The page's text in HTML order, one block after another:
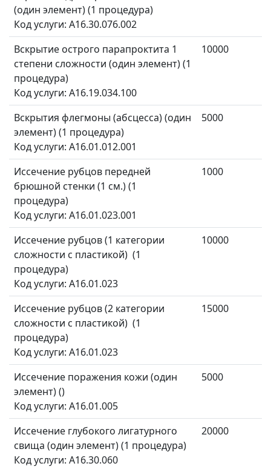
(один элемент) (1 процедура)
Код услуги: A16.30.076.002
Вскрытие острого парапроктита 1
степени сложности (один элемент) (1
процедура)
Код услуги: A16.19.034.100
10000
Вскрытия флегмоны (абсцесса) (один
элемент) (1 процедура)
Код услуги: A16.01.012.001
5000
Иссечение рубцов передней
брюшной стенки (1 см.) (1
процедура)
Код услуги: A16.01.023.001
1000
Иссечение рубцов (1 категории
сложности с пластикой) (1
процедура)
Код услуги: A16.01.023
10000
Иссечение рубцов (2 категории
сложности с пластикой) (1
процедура)
Код услуги: A16.01.023
15000
Иссечение поражения кожи (один
элемент) ()
Код услуги: A16.01.005
5000
Иссечение глубокого лигатурного
свища (один элемент) (1 процедура)
Код услуги: A16.30.060
20000